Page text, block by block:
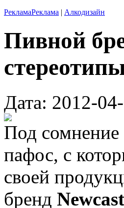
РекламаРеклама | Алкодизайн
Пивной
Дата: 2012-
Под сомнение
пафос, с
своей
бренд